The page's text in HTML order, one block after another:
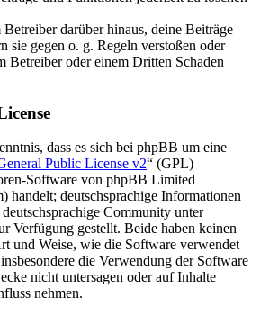
Betreiber darüber hinaus, deine Beiträge
sie gegen o. g. Regeln verstoßen oder
Betreiber oder einem Dritten Schaden
dass es sich bei phpBB um eine
Public License v2“ (GPL)
Software von phpBB Limited
handelt; deutschsprachige Informationen
Community unter
Verfügung gestellt. Beide haben keinen
und Weise, wie die Software verwendet
die Verwendung der Software
nicht untersagen oder auf Inhalte
nehmen.